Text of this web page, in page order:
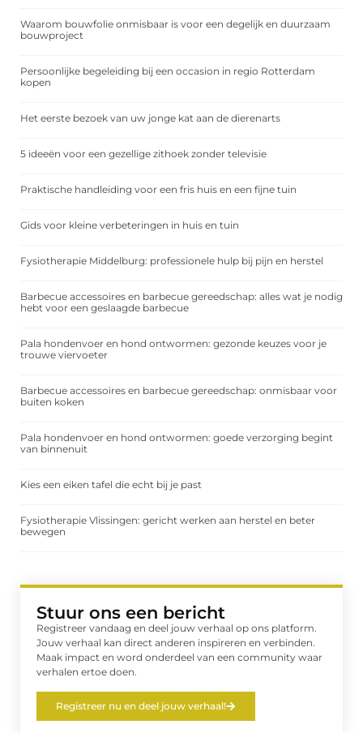
Waarom bouwfolie onmisbaar is voor een degelijk en duurzaam
bouwproject
Persoonlijke begeleiding bij een occasion in regio Rotterdam
kopen
Het eerste bezoek van uw jonge kat aan de dierenarts
5 ideeën voor een gezellige zithoek zonder televisie
Praktische handleiding voor een fris huis en een fijne tuin
Gids voor kleine verbeteringen in huis en tuin
Fysiotherapie Middelburg: professionele hulp bij pijn en herstel
Barbecue accessoires en barbecue gereedschap: alles wat je nodig
hebt voor een geslaagde barbecue
Pala hondenvoer en hond ontwormen: gezonde keuzes voor je
trouwe viervoeter
Barbecue accessoires en barbecue gereedschap: onmisbaar voor
buiten koken
Pala hondenvoer en hond ontwormen: goede verzorging begint
van binnenuit
Kies een eiken tafel die echt bij je past
Fysiotherapie Vlissingen: gericht werken aan herstel en beter
bewegen
Stuur ons een bericht
Registreer vandaag en deel jouw verhaal op ons platform.
Jouw verhaal kan direct anderen inspireren en verbinden.
Maak impact en word onderdeel van een community waar
verhalen ertoe doen.
Registreer nu en deel jouw verhaal!